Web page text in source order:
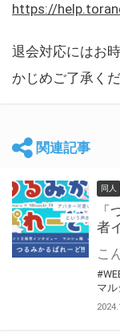
https://
退会対応にはお
かじめご了承くだ
関連記事
同人
者
マル